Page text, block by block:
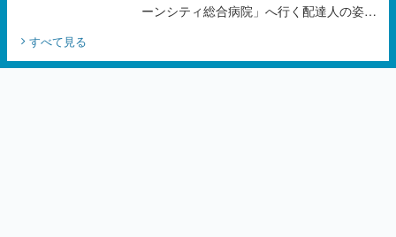
ーンシティ総合病院」へ行く配達人の姿が
すべて見る